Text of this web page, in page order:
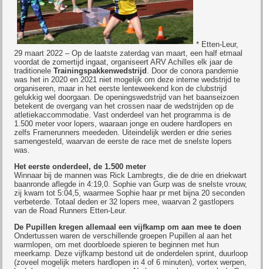
* Etten-Leur,
29 maart 2022 – Op de laatste zaterdag van maart, een half etmaal
voordat de zomertijd ingaat, organiseert ARV Achilles elk jaar de
traditioneleTrainingspakkenwedstrijd . Door de conora pandemie
was het in 2020 en 2021 niet mogelijk om deze interne wedstrijd te
organiseren, maar in het eerste lenteweekend kon de clubstrijd
gelukkig wel doorgaan. De openingswedstrijd van het baanseizoen
betekent de overgang van het crossen naar de wedstrijden op de
atletiekaccommodatie. Vast onderdeel van het programma is de
1.500 meter voor lopers, waaraan jonge en oudere hardlopers en
zelfs Framerunners meededen. Uiteindelijk werden er drie series
samengesteld, waarvan de eerste de race met de snelste lopers
was.
Het eerste onderdeel, de 1.500 meter
Winnaar bij de mannen was Rick Lambregts, die de drie en driekwart
baanronde aflegde in 4:19,0. Sophie van Gurp was de snelste vrouw,
zij kwam tot 5:04,5, waarmee Sophie haar pr met bijna 20 seconden
verbeterde. Totaal deden er 32 lopers mee, waarvan 2 gastlopers
van de Road Runners Etten-Leur.
De Pupillen kregen allemaal een vijfkamp om aan mee te doen
Ondertussen waren de verschillende groepen Pupillen al aan het
warmlopen, om met doorbloede spieren te beginnen met hun
meerkamp. Deze vijfkamp bestond uit de onderdelen sprint, duurloop
(zoveel mogelijk meters hardlopen in 4 of 6 minuten), vortex werpen,